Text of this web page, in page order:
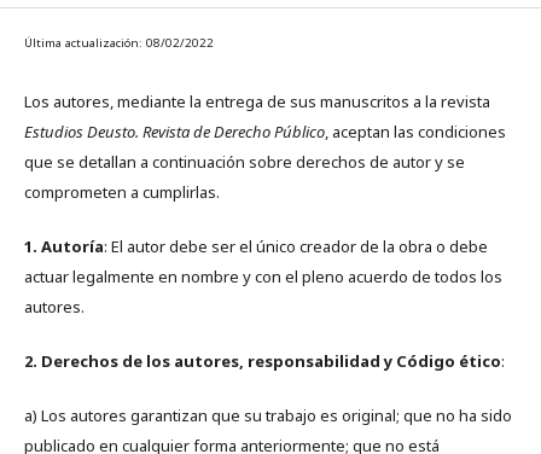
Última actualización: 08/02/2022
Los autores, mediante la entrega de sus manuscritos a la revista
Estudios Deusto. Revista de Derecho Público, aceptan las condiciones
que se detallan a continuación sobre derechos de autor y se
comprometen a cumplirlas.
1. Autoría: El autor debe ser el único creador de la obra o debe
actuar legalmente en nombre y con el pleno acuerdo de todos los
autores.
2. Derechos de los autores, responsabilidad y Código ético:
a) Los autores garantizan que su trabajo es original; que no ha sido
publicado en cualquier forma anteriormente; que no está